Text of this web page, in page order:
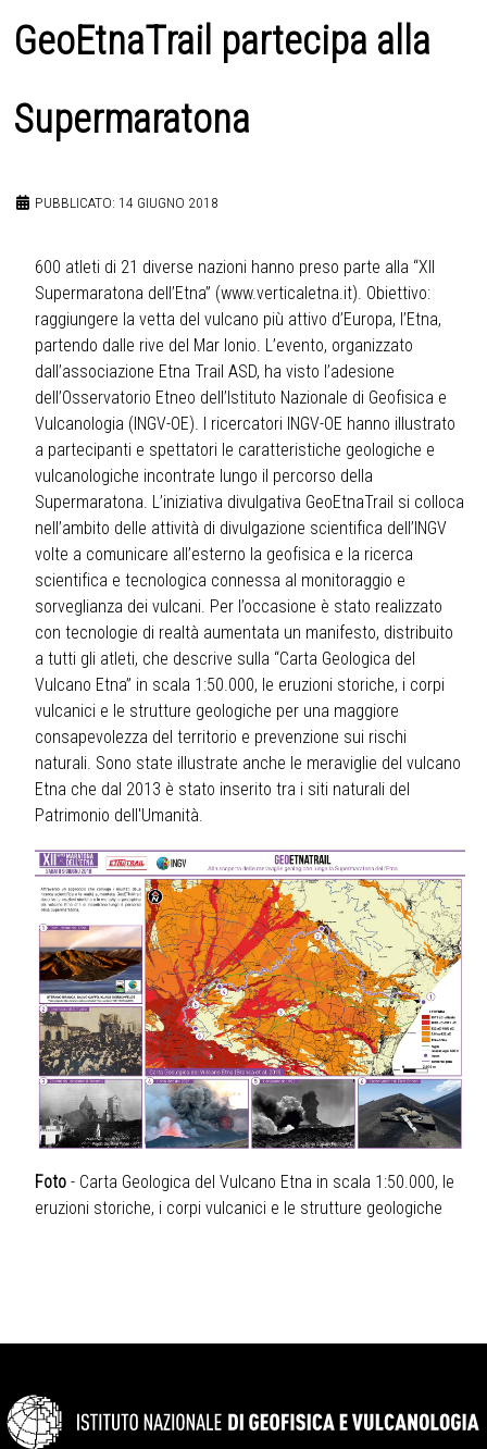
GeoEtnaTrail partecipa alla
Supermaratona
PUBBLICATO: 14 GIUGNO 2018
600 atleti di 21 diverse nazioni hanno preso parte alla “XII
Supermaratona dell’Etna” (www.verticaletna.it). Obiettivo:
raggiungere la vetta del vulcano più attivo d’Europa, l’Etna,
partendo dalle rive del Mar Ionio. L’evento, organizzato
dall’associazione Etna Trail ASD, ha visto l’adesione
dell’Osservatorio Etneo dell’Istituto Nazionale di Geofisica e
Vulcanologia (INGV-OE). I ricercatori INGV-OE hanno illustrato
a partecipanti e spettatori le caratteristiche geologiche e
vulcanologiche incontrate lungo il percorso della
Supermaratona. L’iniziativa divulgativa GeoEtnaTrail si colloca
nell’ambito delle attività di divulgazione scientifica dell’INGV
volte a comunicare all’esterno la geofisica e la ricerca
scientifica e tecnologica connessa al monitoraggio e
sorveglianza dei vulcani. Per l’occasione è stato realizzato
con tecnologie di realtà aumentata un manifesto, distribuito
a tutti gli atleti, che descrive sulla “Carta Geologica del
Vulcano Etna” in scala 1:50.000, le eruzioni storiche, i corpi
vulcanici e le strutture geologiche per una maggiore
consapevolezza del territorio e prevenzione sui rischi
naturali. Sono state illustrate anche le meraviglie del vulcano
Etna che dal 2013 è stato inserito tra i siti naturali del
Patrimonio dell'Umanità.
Foto - Carta Geologica del Vulcano Etna in scala 1:50.000, le
eruzioni storiche, i corpi vulcanici e le strutture geologiche